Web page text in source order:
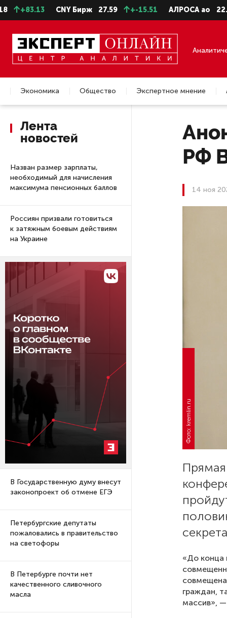
CNY Бирж 27.59 +-15.51 АЛРОСА ао 22.99 -
Экономика Общество Экспертное мнение
Недвижимость
Лента
новостей
Назван размер зарплаты,
необходимый для начисления
максимума пенсионных баллов
Россиян призвали готовиться
к затяжным боевым действиям
на Украине
В Государственную думу внесут
законопроект об отмене ЕГЭ
Петербургские депутаты
пожаловались в правительство
на светофоры
В Петербурге почти нет
качественного сливочного
масла
РФ
14 ноя
Фото: kremlin.ru
«До конца
граждан,
массив», —